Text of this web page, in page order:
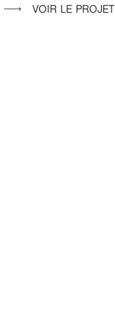
VOIR LE PROJET